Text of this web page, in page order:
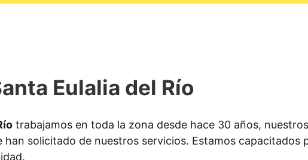
Eulalia del Río
trabajamos en toda la zona desde hace 30 años,
solicitado de nuestros servicios. Estamos capacitados